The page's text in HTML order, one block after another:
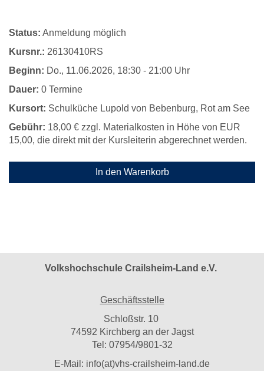
Status: Anmeldung möglich
Kursnr.: 26130410RS
Beginn: Do., 11.06.2026, 18:30 - 21:00 Uhr
Dauer: 0 Termine
Kursort: Schulküche Lupold von Bebenburg, Rot am See
Gebühr: 18,00 € zzgl. Materialkosten in Höhe von EUR
15,00, die direkt mit der Kursleiterin abgerechnet werden.
In den Warenkorb
Volkshochschule Crailsheim-Land e.V.
Geschäftsstelle
Schloßstr. 10
74592 Kirchberg an der Jagst
Tel: 07954/9801-32
E-Mail: info(at)vhs-crailsheim-land.de